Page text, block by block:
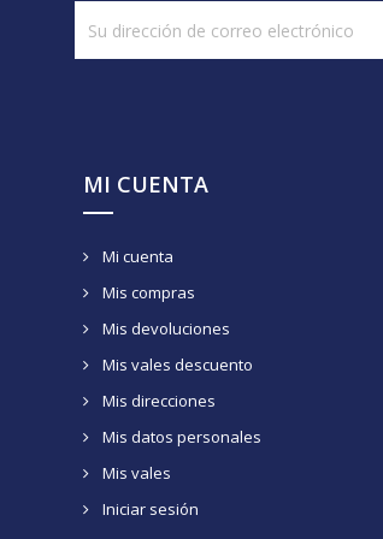
MI CUENTA
Mi cuenta
Mis compras
Mis devoluciones
Mis vales descuento
Mis direcciones
Mis datos personales
Mis vales
Iniciar sesión